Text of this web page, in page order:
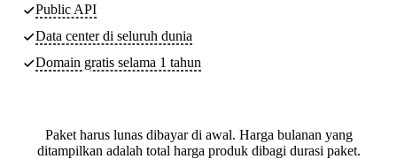
Public API
Data center di seluruh dunia
Domain gratis selama 1 tahun
Paket harus lunas dibayar di awal. Harga bulanan yang
ditampilkan adalah total harga produk dibagi durasi paket.